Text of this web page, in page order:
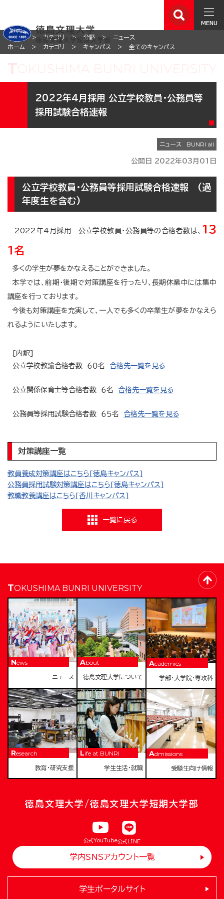
MENU
ホーム カテゴリ 分野
ニュース
ホーム
カテゴリ キャンパス 全てのキャンパス
2022年4月採用 公立学校教員・公務員等
採用試験合格速報
ニュース
公開日 2022年03月01日
公立学校教員・公務員等採用試験合格速報 (過
年度生を含む)
2022年4月採用 公立学校教員・公務員等の合格者数は、 １３
１名
多くの学生が夢をかなえることができました。
本学では、前期・後期で対策講座を行ったり、長期休業中には集中
講座を行っております。
今後も対策講座を充実して、一人でも多くの卒業生が夢をかなえら
れるようにいたします。
[内訳]
公立学校教諭合格者数 ６０名 合格先一覧を見る
公立関係保育士等合格者数 ６名 合格先一覧を見る
公務員等採用試験合格者数 ６５名 合格先一覧を見る
対策講座一覧
教員養成対策講座はこちら[徳島キャンパス]
公務員採用試験対策講座はこちら[徳島キャンパス]
教職教養講座はこちら[香川キャンパス]
一覧に戻る
TOKUSHIMA BUNRI UNIVERSITY
News
ニュース
About
徳島文理大学について
Academics
学部・大学院・専攻科
Research
教育・研究支援
Life at BUNRI
学生生活・就職
Admissions
受験生向け情報
徳島文理大学/徳島文理大学短期大学部
公式YouTube公式LINE
学内SNSアカウント一覧
学生ポータルサイト